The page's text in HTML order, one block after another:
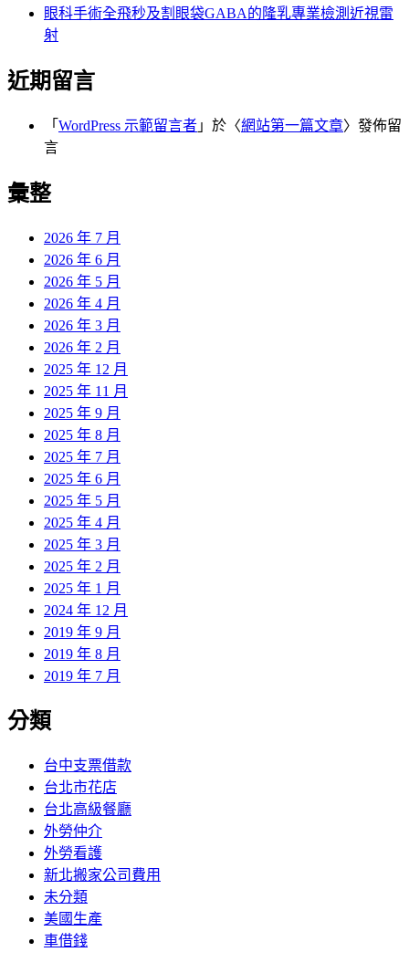
眼科手術全飛秒及割眼袋GABA的隆乳專業檢測近視雷
射
近期留言
「 WordPress 示範留言者 」於〈網站第一篇文章〉發佈留
言
彙整
2026 年 7 月
2026 年 6 月
2026 年 5 月
2026 年 4 月
2026 年 3 月
2026 年 2 月
2025 年 12 月
2025 年 11 月
2025 年 9 月
2025 年 8 月
2025 年 7 月
2025 年 6 月
2025 年 5 月
2025 年 4 月
2025 年 3 月
2025 年 2 月
2025 年 1 月
2024 年 12 月
2019 年 9 月
2019 年 8 月
2019 年 7 月
分類
台中支票借款
台北市花店
台北高級餐廳
外勞仲介
外勞看護
新北搬家公司費用
未分類
美國生產
車借錢